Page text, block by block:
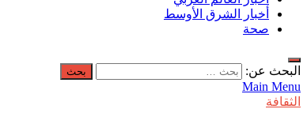
أخبار الشرق الأوسط
صحة
البحث عن:
Main Menu
الثقافة